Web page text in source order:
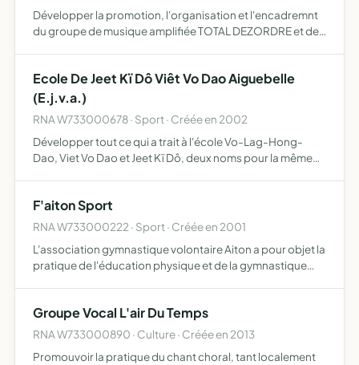
Développer la promotion, l'organisation et l'encadremnt
du groupe de musique amplifiée TOTAL DEZORDRE et de
Ecole De Jeet Kï Dô Viêt Vo Dao Aiguebelle
(E.j.v.a.)
RNA W733000678 · Sport · Créée en 2002
Développer tout ce qui a trait à l'école Vo-Lag-Hong-
Dao, Viet Vo Dao et Jeet Kï Dô, deux noms pour la même
F'aiton Sport
RNA W733000222 · Sport · Créée en 2001
L'association gymnastique volontaire Aiton a pour objet la
pratique de l'éducation physique et de la gymnastique
Groupe Vocal L'air Du Temps
RNA W733000890 · Culture · Créée en 2013
Promouvoir la pratique du chant choral, tant localement